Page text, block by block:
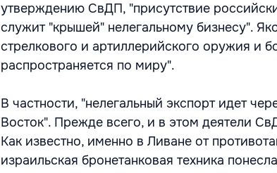
утверждению СвДП, "присутствие
служит "крышей" нелегальному бизнесу".
стрелкового и артиллерийского оружия и
распространяется по миру".
В частности, "нелегальный экспорт идет
Восток". Прежде всего, и в этом деятели
Как известно, именно в Ливане от
израильская бронетанковая техника